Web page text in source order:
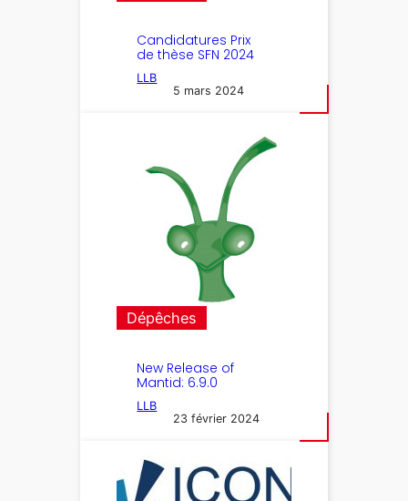
Candidatures Prix
de thèse SFN 2024
LLB
5 mars 2024
Dépêches
New Release of
Mantid: 6.9.0
LLB
23 février 2024